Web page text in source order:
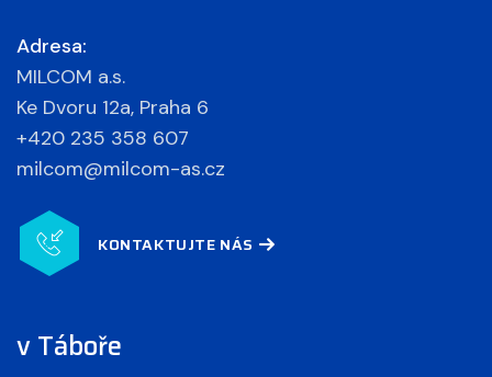
Adresa:
MILCOM a.s.
Ke Dvoru 12a, Praha 6
+420 235 358 607
milcom@milcom-as.cz
KONTAKTUJTE NÁS
v Táboře